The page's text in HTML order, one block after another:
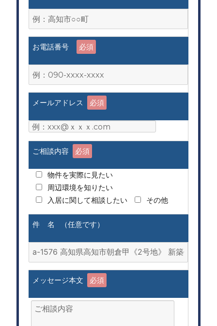
お電話番号 必須
メールアドレス 必須
ご相談内容 必須
物件を実際に見たい
周辺環境を知りたい
入居に関して相談したい
その他
件 名 （任意です）
メッセージ本文 必須